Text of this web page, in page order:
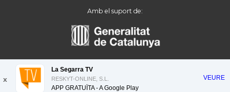
Amb el suport de:
x
La Segarra TV
RESKYT-ONLINE, S.L.
APP GRATUÏTA - AGoogle Play
VEURE